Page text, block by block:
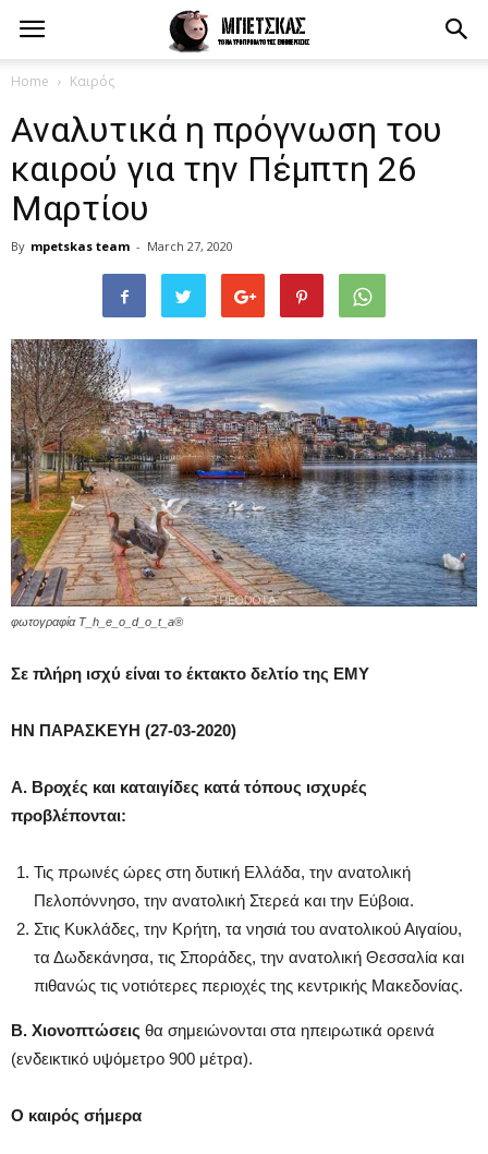
Home Καιρός
Αναλυτικά η πρόγνωση του
καιρού για την Πέμπτη 26
Μαρτίου
By mpetskas team - March 27, 2020
φωτογραφία T_h_e_o_d_o_t_a®
Σε πλήρη ισχύ είναι το έκτακτο δελτίο της ΕΜΥ
ΗΝ ΠΑΡΑΣΚΕΥΗ (27-03-2020)
Α. Βροχές και καταιγίδες κατά τόπους ισχυρές
προβλέπονται:
Τις πρωινές ώρες στη δυτική Ελλάδα, την ανατολική
Πελοπόννησο, την ανατολική Στερεά και την Εύβοια.
Στις Κυκλάδες, την Κρήτη, τα νησιά του ανατολικού Αιγαίου,
τα Δωδεκάνησα, τις Σποράδες, την ανατολική Θεσσαλία και
πιθανώς τις νοτιότερες περιοχές της κεντρικής Μακεδονίας.
Β. Χιονοπτώσεις θα σημειώνονται στα ηπειρωτικά ορεινά
(ενδεικτικό υψόμετρο 900 μέτρα).
Ο καιρός σήμερα